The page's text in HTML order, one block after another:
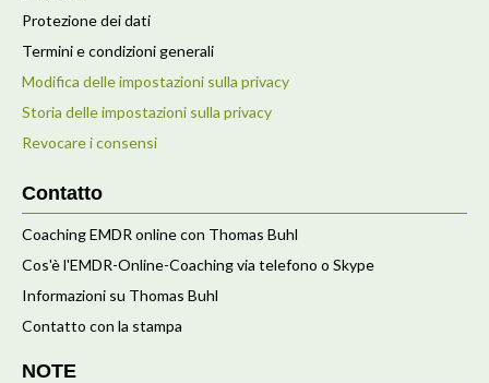
Protezione dei dati
Termini e condizioni generali
Modifica delle impostazioni sulla privacy
Storia delle impostazioni sulla privacy
Revocare i consensi
Contatto
Coaching EMDR online con Thomas Buhl
Cos'è l'EMDR-Online-Coaching via telefono o Skype
Informazioni su Thomas Buhl
Contatto con la stampa
NOTE